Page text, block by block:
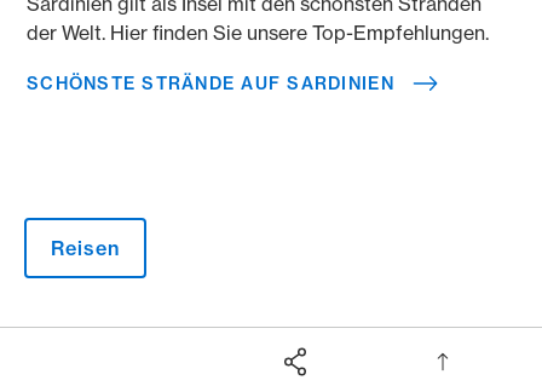
der Welt. Hier finden Sie unsere Top-Empfehlungen.
SCHÖNSTE STRÄNDE AUF SARDINIEN
Reisen